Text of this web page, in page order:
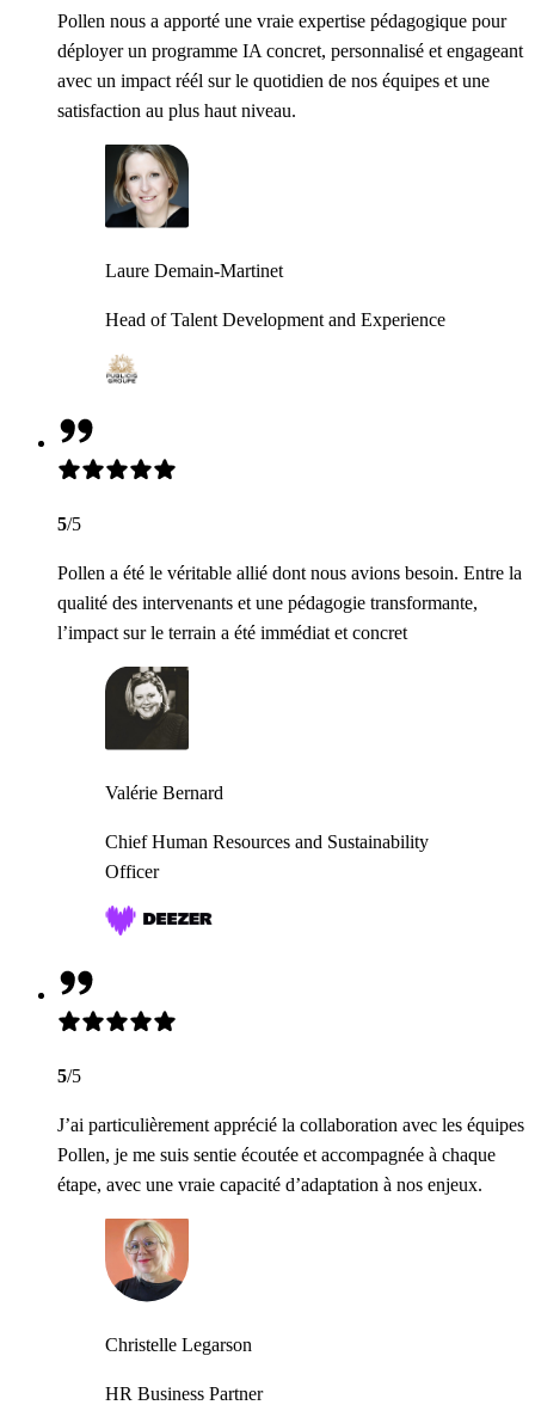
Pollen nous a apporté une vraie expertise pédagogique pour
déployer un programme IA concret, personnalisé et engageant
avec un impact réél sur le quotidien de nos équipes et une
satisfaction au plus haut niveau.
Laure Demain-Martinet
Head of Talent Development and Experience
5/5
Pollen a été le véritable allié dont nous avions besoin. Entre la
qualité des intervenants et une pédagogie transformante,
l’impact sur le terrain a été immédiat et concret
Valérie Bernard
Chief Human Resources and Sustainability
Officer
5/5
J’ai particulièrement apprécié la collaboration avec les équipes
Pollen, je me suis sentie écoutée et accompagnée à chaque
étape, avec une vraie capacité d’adaptation à nos enjeux.
Christelle Legarson
HR Business Partner